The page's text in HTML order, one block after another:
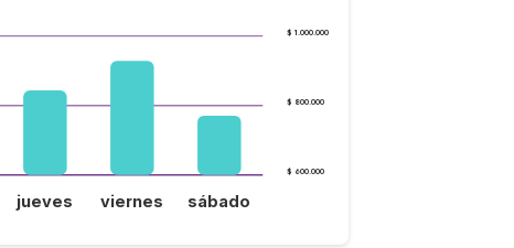
$ 600.000
$ 800.000
$ 1.000.000
jueves viernes sábado